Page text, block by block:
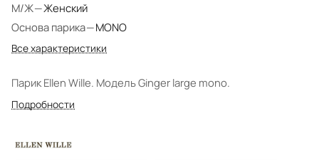
М/Ж—Женский
Основа парика—MONO
Все характеристики
Парик Ellen Wille. Модель Ginger large mono.
Подробности